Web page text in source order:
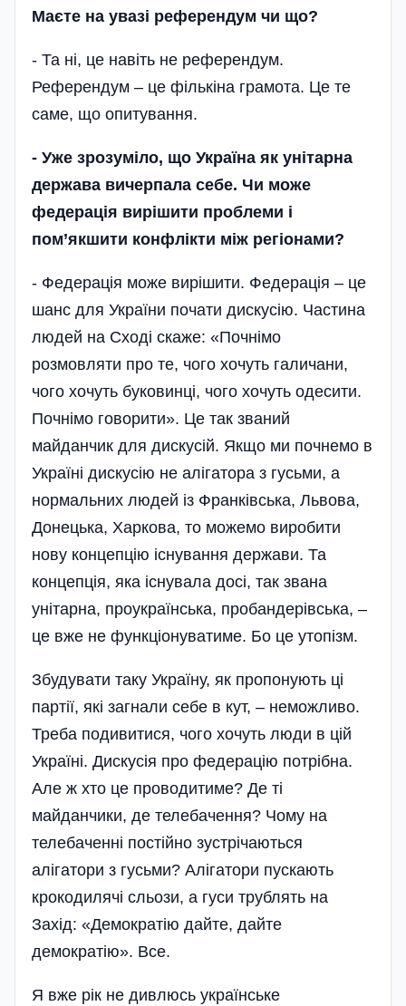
Маєте на увазі референдум чи що?
- Та ні, це навіть не референдум.
Референдум – це фількіна грамота. Це те
саме, що опитування.
- Уже зрозуміло, що Україна як унітарна
держава вичерпала себе. Чи може
федерація вирішити проблеми і
пом’якшити конфлікти між регіонами?
- Федерація може вирішити. Федерація – це
шанс для України почати дискусію. Частина
людей на Сході скаже: «Почнімо
розмовляти про те, чого хочуть галичани,
чого хочуть буковинці, чого хочуть одесити.
Почнімо говорити». Це так званий
майданчик для дискусій. Якщо ми почнемо в
Україні дискусію не алігатора з гусьми, а
нормальних людей із Франківська, Львова,
Донецька, Харкова, то можемо виробити
нову концепцію існування держави. Та
концепція, яка існувала досі, так звана
унітарна, проукраїнська, пробандерівська, –
це вже не функціонуватиме. Бо це утопізм.
Збудувати таку Україну, як пропонують ці
партії, які загнали себе в кут, – неможливо.
Треба подивитися, чого хочуть люди в цій
Україні. Дискусія про федерацію потрібна.
Але ж хто це проводитиме? Де ті
майданчики, де телебачення? Чому на
телебаченні постійно зустрічаються
алігатори з гусьми? Алігатори пускають
крокодилячі сльози, а гуси трублять на
Захід: «Демократію дайте, дайте
демократію». Все.
Я вже рік не дивлюсь українське